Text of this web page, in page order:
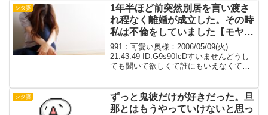
定的だと知っ...
シタ妻
1年半ほど前突然別居を言い渡さ
れ程なく離婚が成立した。その時
私は不倫をしていました【モヤモ
ヤ】
991：可愛い奥様：2006/05/09(火)
21:43:49 ID:G9s90IcDすいませんどうし
ても聞いて欲しくて誰にもいえなくて後
婚が成立したその時私は不倫...
シタ妻
ずっと鬼彼だけが好きだった。旦
那とはもうやっていけないと思っ